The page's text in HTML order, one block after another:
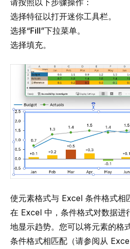
请按照以下步骤操作：
选择特征以打开迷你工具栏。
选择“Fill”下拉菜单。
选择填充。
使元素格式与 Excel 条件格式相
在 Excel 中，条件格式对数据进
地显示趋势。您可以将元素的格
条件格式相匹配（请参阅从